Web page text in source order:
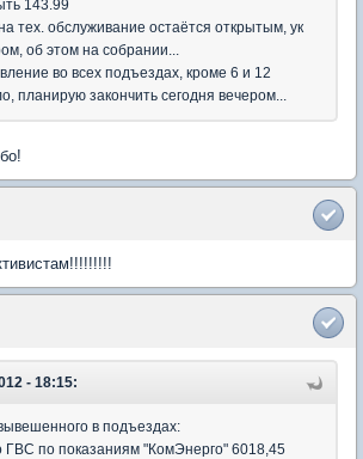
143.99
тех. обслуживание остаётся открытым, ук
об этом на собрании...
во всех подъездах, кроме 6 и 12
планирую закончить сегодня вечером...
- 18:15:
в подъездах:
ГВС по показаниям "КомЭнерго" 6018,45